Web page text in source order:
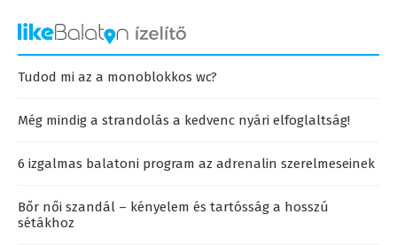
Tudod mi az a monoblokkos wc?
Még mindig a strandolás a kedvenc nyári elfoglaltság!
6 izgalmas balatoni program az adrenalin szerelmeseinek
Bőr női szandál – kényelem és tartósság a hosszú
sétákhoz